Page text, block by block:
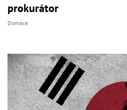
prokurátor
Domáce